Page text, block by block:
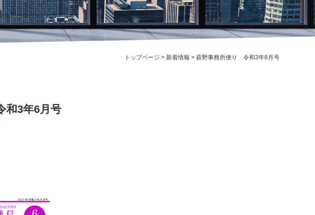
会
ト
知っておきたい
年金のルール
トップページ > 新着情報 > 萩野事務所便り 令和3年6月号
3年6月号